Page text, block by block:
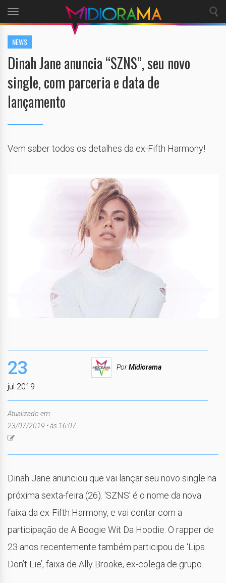
Toggle
navigation
NEWS
Dinah Jane anuncia “SZNS”, seu novo
single, com parceria e data de
lançamento
Vem saber todos os detalhes da ex-Fifth Harmony!
23
jul 2019
PorMidiorama
Atualizado em:
23/07/2019 • às 16:07
Dinah Jane anunciou que vai lançar seu novo single na
próxima sexta-feira (26). ‘SZNS’ é o nome da nova
faixa da ex-Fifth Harmony, e vai contar com a
participação de A Boogie Wit Da Hoodie. O rapper de
23 anos recentemente também participou de ‘Lips
Don’t Lie’, faixa de Ally Brooke, ex-colega de grupo.